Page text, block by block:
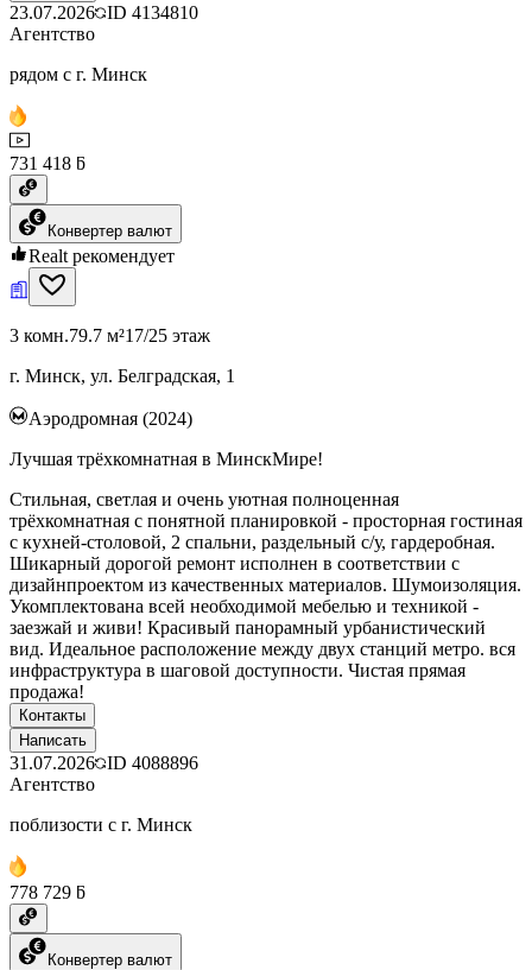
23.07.2026 ID 4134810
Агентство
рядом с г. Минск
731 418 ƃ
Конвертер валют
Realt рекомендует
3 комн.79.7 м²17/25 этаж
г. Минск, ул. Белградская, 1
Аэродромная (2024)
Лучшая трёхкомнатная в МинскМире!
Стильная, светлая и очень уютная полноценная
трёхкомнатная с понятной планировкой - просторная гостиная
с кухней-столовой, 2 спальни, раздельный с/у, гардеробная.
Шикарный дорогой ремонт исполнен в соответствии с
дизайнпроектом из качественных материалов. Шумоизоляция.
Укомплектована всей необходимой мебелью и техникой -
заезжай и живи! Красивый панорамный урбанистический
вид. Идеальное расположение между двух станций метро. вся
инфраструктура в шаговой доступности. Чистая прямая
продажа!
Контакты
Написать
31.07.2026 ID 4088896
Агентство
поблизости с г. Минск
778 729 ƃ
Конвертер валют